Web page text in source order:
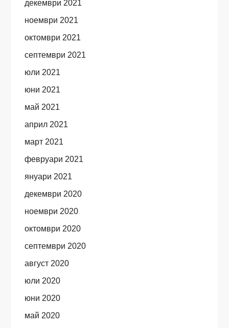
декември 2021
ноември 2021
октомври 2021
септември 2021
юли 2021
юни 2021
май 2021
април 2021
март 2021
февруари 2021
януари 2021
декември 2020
ноември 2020
октомври 2020
септември 2020
август 2020
юли 2020
юни 2020
май 2020